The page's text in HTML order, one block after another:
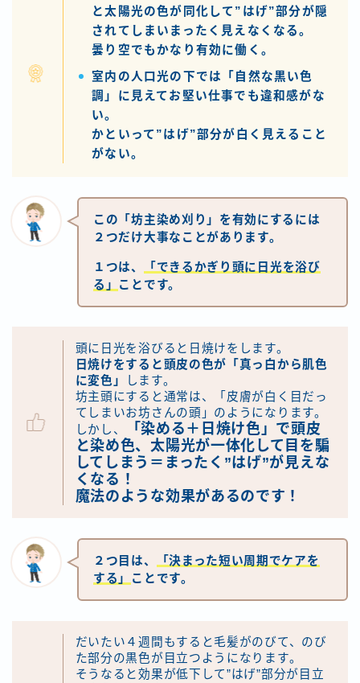
と太陽光の色が同化して”はげ”部分が隠
されてしまいまったく見えなくなる。
曇り空でもかなり有効に働く。
室内の人口光の下では「自然な黒い色
調」に見えてお堅い仕事でも違和感がな
い。
かといって”はげ”部分が白く見えること
がない。
この「坊主染め刈り」を有効にするには
２つだけ大事なことがあります。
１つは、
「できるかぎり頭に日光を浴び
る」 ことです。
頭に日光を浴びると日焼けをします。
日焼けをすると頭皮の色が「真っ白から肌色
に変色」
します。
坊主頭にすると通常は、「皮膚が白く目だっ
てしまいお坊さんの頭」のようになります。
しかし、
「染める＋日焼け色」で頭皮
と染め色、太陽光が一体化して目を騙
してしまう＝まったく”はげ”が見えな
くなる！
魔法のような効果があるのです！
２つ目は、
「決まった短い周期でケアを
する」
ことです。
だいたい４週間もすると毛髪がのびて、のび
た部分の黒色が目立つようになります。
そうなると効果が低下して”はげ”部分が目立